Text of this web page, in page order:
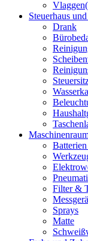
Steuerhaus
Drank
Filter &
Sprays
Matte